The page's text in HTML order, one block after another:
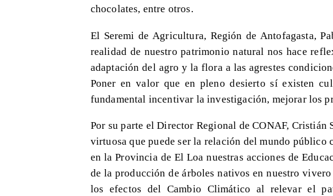
chocolates, entre otros.
El Seremi de Agricultura, Región de Antofagasta,
realidad de nuestro patrimonio natural nos hace
adaptación del agro y la flora a las agrestes
Poner en valor que en pleno desierto sí existen
fundamental incentivar la investigación, mejorar los
Por su parte el Director Regional de CONAF, Cristián
virtuosa que puede ser la relación del mundo público
en la Provincia de El Loa nuestras acciones de
de la producción de árboles nativos en nuestro
los efectos del Cambio Climático al relevar el